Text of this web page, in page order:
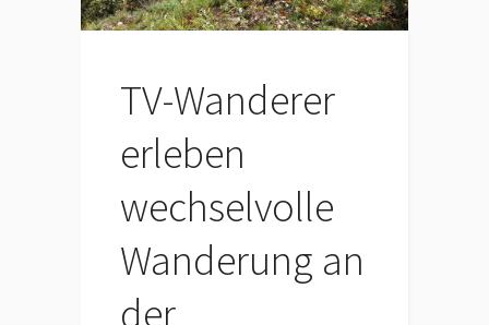
TV-Wanderer
erleben
wechselvolle
Wanderung an
der